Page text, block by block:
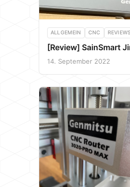
ALLGEMEIN CNC REVIEWS
[Review] SainSmart
14. September 2022